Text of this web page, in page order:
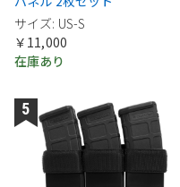
サイズ: US-S
￥11,000
在庫あり